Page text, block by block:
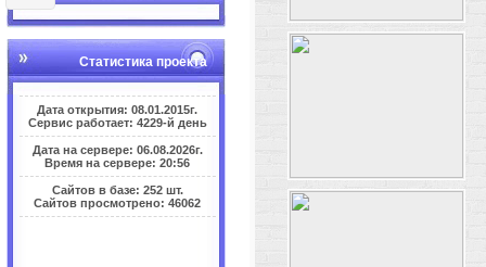
Статистика проекта
Дата открытия: 08.01.2015г.
Сервис работает: 4229-й день
Дата на сервере: 06.08.2026г.
Время на сервере: 20:56
Сайтов в базе: 252 шт.
Сайтов просмотрено: 46062